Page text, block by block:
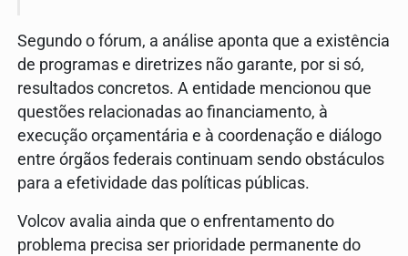
Segundo o fórum, a análise aponta que a existência
de programas e diretrizes não garante, por si só,
resultados concretos. A entidade mencionou que
questões relacionadas ao financiamento, à
execução orçamentária e à coordenação e diálogo
entre órgãos federais continuam sendo obstáculos
para a efetividade das políticas públicas.
Volcov avalia ainda que o enfrentamento do
problema precisa ser prioridade permanente do